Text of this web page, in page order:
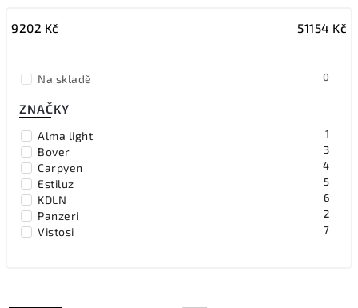
Nejdražší
9202 Kč 51154 Kč
Na skladě 0
ZNAČKY
Alma light 1
Bover 3
Carpyen 4
Estiluz 5
KDLN 6
Panzeri 2
Vistosi 7